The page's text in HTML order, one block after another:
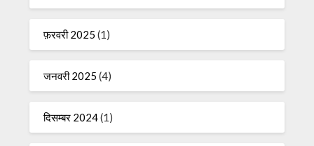
फ़रवरी 2025 (1)
जनवरी 2025 (4)
दिसम्बर 2024(1)